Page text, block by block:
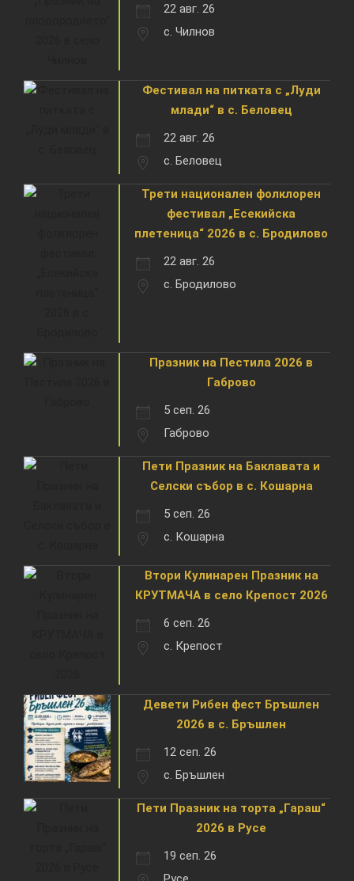
22 авг. 26
с. Чилнов
Фестивал на питката с „Луди
млади“ в с. Беловец
22 авг. 26
с. Беловец
Трети национален фолклорен
фестивал „Есекийска
плетеница“ 2026 в с. Бродилово
22 авг. 26
с. Бродилово
Празник на Пестила 2026 в
Габрово
5 сеп. 26
Габрово
Пети Празник на Баклавата и
Селски събор в с. Кошарна
5 сеп. 26
с. Кошарна
Втори Кулинарен Празник на
КРУТМАЧА в село Крепост 2026
6 сеп. 26
с. Крепост
Девети Рибен фест Бръшлен
2026 в с. Бръшлен
12 сеп. 26
с. Бръшлен
Пети Празник на торта „Гараш“
2026 в Русе
19 сеп. 26